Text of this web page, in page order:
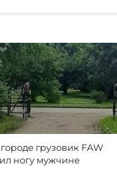
грузовик FAW
ногу мужчине